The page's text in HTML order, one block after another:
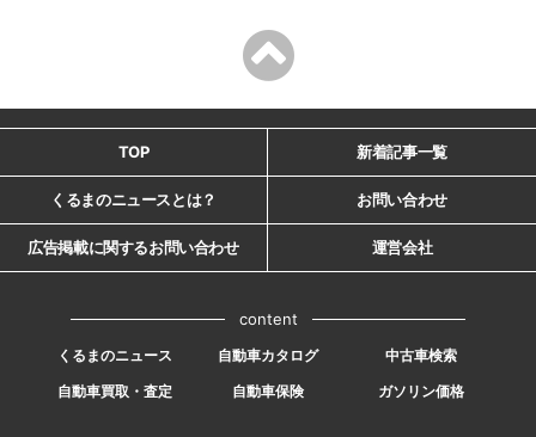
TOP 新着記事一覧
くるまのニュースとは？ お問い合わせ
広告掲載に関するお問い合わせ 運営会社
content
くるまのニュース 自動車カタログ
中古車検索
自動車買取・査定
自動車保険 ガソリン価格